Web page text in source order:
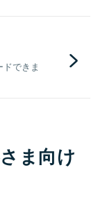
できま
ま向け